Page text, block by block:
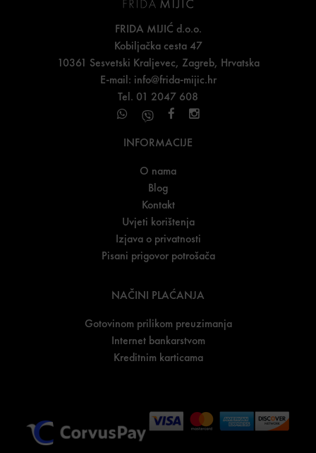
FRIDA MIJIĆ d.o.o.
Kobiljačka cesta 47
10361 Sesvetski Kraljevec, Zagreb, Hrvatska
E-mail: info@frida-mijic.hr
Tel. 01 2047 608
INFORMACIJE
O nama
Blog
Kontakt
Uvjeti korištenja
Izjava o privatnosti
Pisani prigovor potrošača
NAČINI PLAĆANJA
Gotovinom prilikom preuzimanja
Internet bankarstvom
Kreditnim karticama